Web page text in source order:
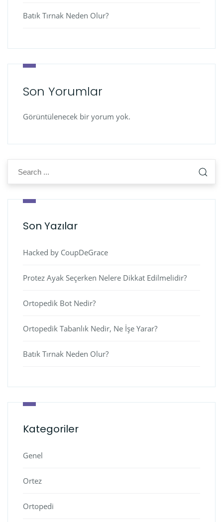
Batık Tırnak Neden Olur?
Son Yorumlar
Görüntülenecek bir yorum yok.
Son Yazılar
Hacked by CoupDeGrace
Protez Ayak Seçerken Nelere Dikkat Edilmelidir?
Ortopedik Bot Nedir?
Ortopedik Tabanlık Nedir, Ne İşe Yarar?
Batık Tırnak Neden Olur?
Kategoriler
Genel
Ortez
Ortopedi